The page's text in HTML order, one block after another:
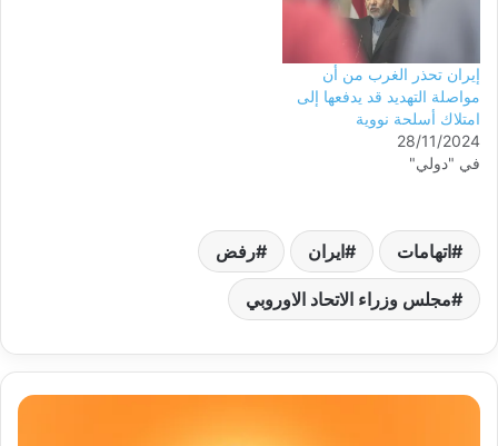
إيران تحذر الغرب من أن
مواصلة التهديد قد يدفعها إلى
امتلاك أسلحة نووية
28/11/2024
في "دولي"
اتهامات ايران رفض
مجلس وزراء الاتحاد الاوروبي